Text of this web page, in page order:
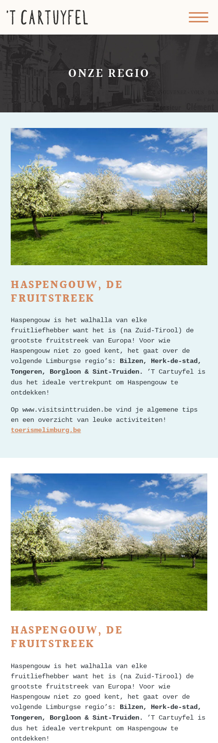
ONZE REGIO
HASPENGOUW, DE
FRUITSTREEK
Haspengouw is het walhalla van elke
fruitliefhebber want het is (na Zuid-Tirool) de
grootste fruitstreek van Europa! Voor wie
Haspengouw niet zo goed kent, het gaat over de
volgende Limburgse regio’s: Bilzen, Herk-de-stad,
Tongeren, Borgloon & Sint-Truiden.
’T Cartuyfel is
dus het ideale vertrekpunt om Haspengouw te
ontdekken!
Op www.visitsinttruiden.be vind je algemene tips
en een overzicht van leuke activiteiten!
toerismelimburg.be
HASPENGOUW, DE
FRUITSTREEK
Haspengouw is het walhalla van elke
fruitliefhebber want het is (na Zuid-Tirool) de
grootste fruitstreek van Europa! Voor wie
Haspengouw niet zo goed kent, het gaat over de
volgende Limburgse regio’s: Bilzen, Herk-de-stad,
Tongeren, Borgloon & Sint-Truiden.
’T Cartuyfel is
dus het ideale vertrekpunt om Haspengouw te
ontdekken!